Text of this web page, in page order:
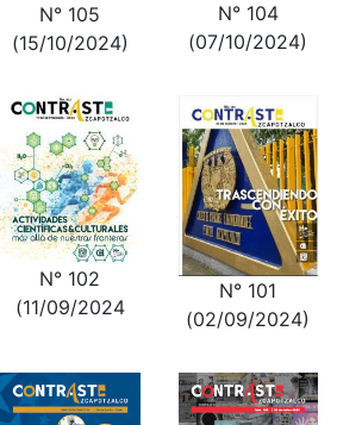
N° 105
(15/10/2024)
N° 104
(07/10/2024)
N° 102
(11/09/2024
N° 101
(02/09/2024)